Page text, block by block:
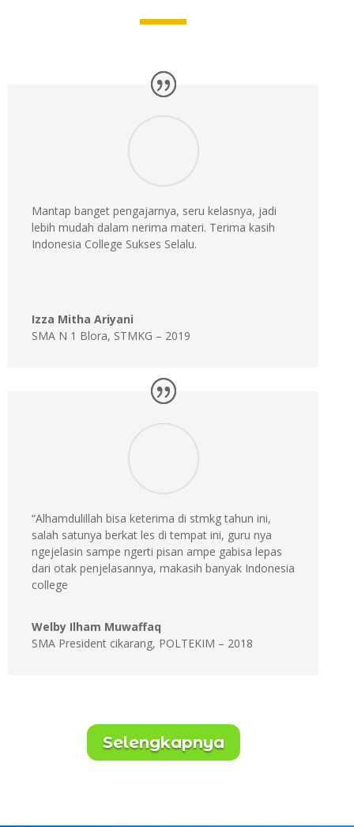
Mantap banget pengajarnya, seru kelasnya, jadi
lebih mudah dalam nerima materi. Terima kasih
Indonesia College Sukses Selalu.
Izza Mitha Ariyani
SMA N 1 Blora, STMKG – 2019
“Alhamdulillah bisa keterima di stmkg tahun ini,
salah satunya berkat les di tempat ini, guru nya
ngejelasin sampe ngerti pisan ampe gabisa lepas
dari otak penjelasannya, makasih banyak Indonesia
college
Welby Ilham Muwaffaq
SMA President cikarang, POLTEKIM – 2018
Selengkapnya